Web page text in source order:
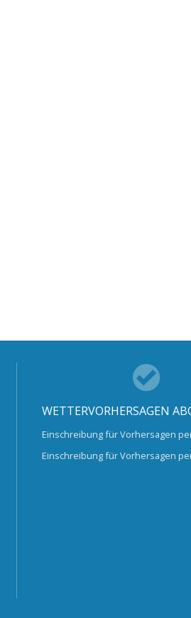
WETTERVORHERSAGEN
Einschreibung für Vorhersagen
Einschreibung für Vorhersagen